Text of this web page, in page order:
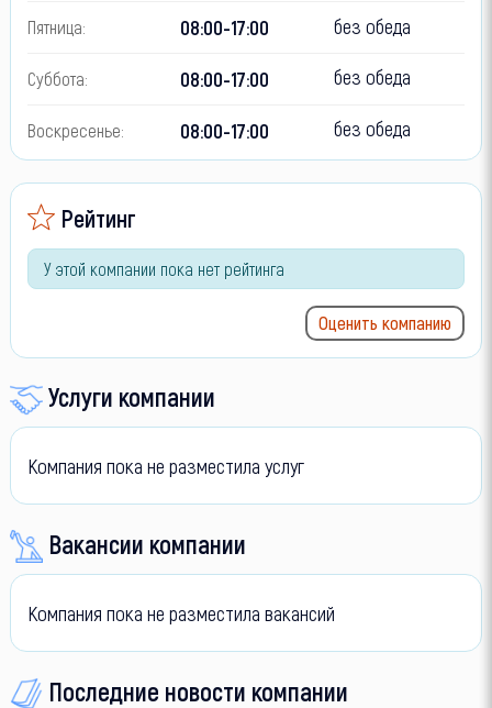
Пятница: 08:00-17:00 без обеда
Суббота: 08:00-17:00 без обеда
Воскресенье: 08:00-17:00 без обеда
Рейтинг
У этой компании пока нет рейтинга
Оценить компанию
Услуги компании
Компания пока не разместила услуг
Вакансии компании
Компания пока не разместила вакансий
Последние новости компании